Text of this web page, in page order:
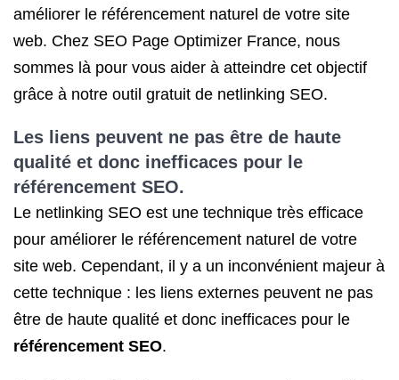
améliorer le référencement naturel de votre site
web. Chez SEO Page Optimizer France, nous
sommes là pour vous aider à atteindre cet objectif
grâce à notre outil gratuit de netlinking SEO.
Les liens peuvent ne pas être de haute
qualité et donc inefficaces pour le
référencement SEO.
Le netlinking SEO est une technique très efficace
pour améliorer le référencement naturel de votre
site web. Cependant, il y a un inconvénient majeur à
cette technique : les liens externes peuvent ne pas
être de haute qualité et donc inefficaces pour le
référencement SEO.